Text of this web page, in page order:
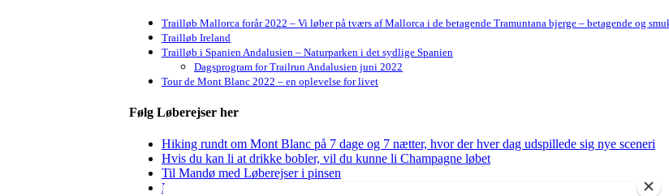
Trailløb Mallorca forår 2022 – Vi løber på tværs af Mallorca i de betagende Tramuntana bjerge – betagende og
Trailløb Ireland
Trailløb i Spanien Andalusien – Naturparken i det sydlige Spanien
Dagsprogram for Trailrun Andalusien juni 2022
Tour de Mont Blanc 2022 – en oplevelse for livet
Følg Løberejser her
Hiking rundt om Mont Blanc på 7 dage og 7 nætter, hvor der hver dag udspillede sig nye sceneri
Hvis du kan li at drikke bobler, vil du kunne li Champagne løbet
Til Mandø med Løberejser i pinsen
Kig forbi hos Steep & Deep og få tjekket dine fødder